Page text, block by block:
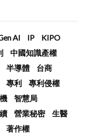
AI IP
KIPO
中國知識產權
半導體
台商
專利
專利侵權
智慧局
營業秘密
生醫
著作權